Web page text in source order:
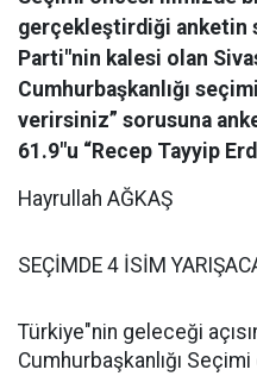
gerçekleştirdiği anketin
Parti"nin kalesi olan
Cumhurbaşkanlığı
verirsiniz” sorusuna
61.9"u “Recep Tayyip
Hayrullah AĞKAŞ
SEÇİMDE 4 İSİM
Türkiye"nin geleceği
Cumhurbaşkanlığı